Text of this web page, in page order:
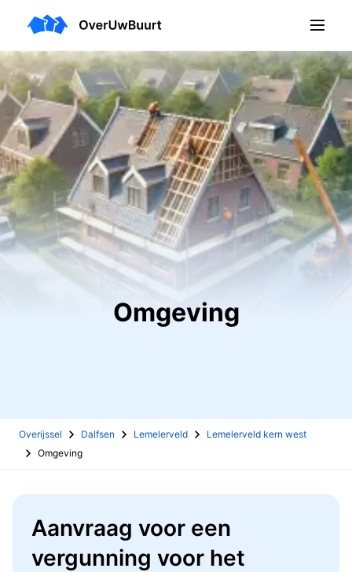
Omgeving
Overijssel Dalfsen Lemelerveld
Lemelerveld kern west
Omgeving
Aanvraag voor een
vergunning voor het